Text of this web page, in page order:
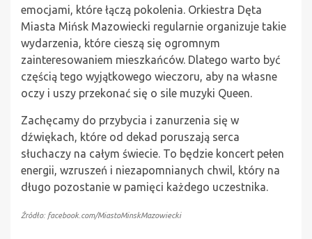
emocjami, które łączą pokolenia. Orkiestra Dęta
Miasta Mińsk Mazowiecki regularnie organizuje takie
wydarzenia, które cieszą się ogromnym
zainteresowaniem mieszkańców. Dlatego warto być
częścią tego wyjątkowego wieczoru, aby na własne
oczy i uszy przekonać się o sile muzyki Queen.
Zachęcamy do przybycia i zanurzenia się w
dźwiękach, które od dekad poruszają serca
słuchaczy na całym świecie. To będzie koncert pełen
energii, wzruszeń i niezapomnianych chwil, który na
długo pozostanie w pamięci każdego uczestnika.
Źródło: facebook.com/MiastoMinskMazowiecki